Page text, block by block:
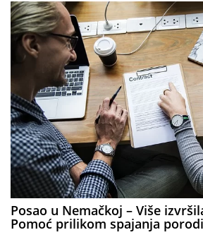
Posao u Nemačkoj – Više
Pomoć prilikom spajanja